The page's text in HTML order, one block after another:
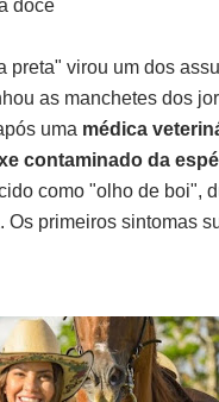
doce
preta" virou um dos
as manchetes dos
uma médica
contaminado da
como "olho de boi",
Os primeiros sintomas